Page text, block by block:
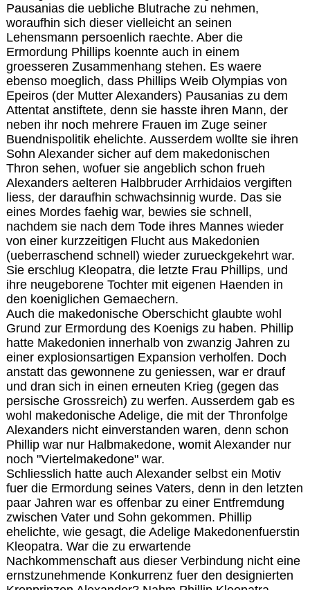
Pausanias die uebliche Blutrache zu nehmen,
woraufhin sich dieser vielleicht an seinen
Lehensmann persoenlich raechte. Aber die
Ermordung Phillips koennte auch in einem
groesseren Zusammenhang stehen. Es waere
ebenso moeglich, dass Phillips Weib Olympias von
Epeiros (der Mutter Alexanders) Pausanias zu dem
Attentat anstiftete, denn sie hasste ihren Mann, der
neben ihr noch mehrere Frauen im Zuge seiner
Buendnispolitik ehelichte. Ausserdem wollte sie ihren
Sohn Alexander sicher auf dem makedonischen
Thron sehen, wofuer sie angeblich schon frueh
Alexanders aelteren Halbbruder Arrhidaios vergiften
liess, der daraufhin schwachsinnig wurde. Das sie
eines Mordes faehig war, bewies sie schnell,
nachdem sie nach dem Tode ihres Mannes wieder
von einer kurzzeitigen Flucht aus Makedonien
(ueberraschend schnell) wieder zurueckgekehrt war.
Sie erschlug Kleopatra, die letzte Frau Phillips, und
ihre neugeborene Tochter mit eigenen Haenden in
den koeniglichen Gemaechern.
Auch die makedonische Oberschicht glaubte wohl
Grund zur Ermordung des Koenigs zu haben. Phillip
hatte Makedonien innerhalb von zwanzig Jahren zu
einer explosionsartigen Expansion verholfen. Doch
anstatt das gewonnene zu geniessen, war er drauf
und dran sich in einen erneuten Krieg (gegen das
persische Grossreich) zu werfen. Ausserdem gab es
wohl makedonische Adelige, die mit der Thronfolge
Alexanders nicht einverstanden waren, denn schon
Phillip war nur Halbmakedone, womit Alexander nur
noch "Viertelmakedone" war.
Schliesslich hatte auch Alexander selbst ein Motiv
fuer die Ermordung seines Vaters, denn in den letzten
paar Jahren war es offenbar zu einer Entfremdung
zwischen Vater und Sohn gekommen. Phillip
ehelichte, wie gesagt, die Adelige Makedonenfuerstin
Kleopatra. War die zu erwartende
Nachkommenschaft aus dieser Verbindung nicht eine
ernstzunehmende Konkurrenz fuer den designierten